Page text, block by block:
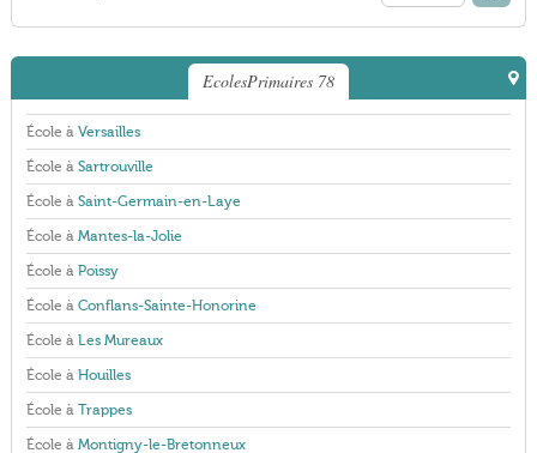
EcolesPrimaires 78
École à Versailles
École à Sartrouville
École à Saint-Germain-en-Laye
École à Mantes-la-Jolie
École à Poissy
École à Conflans-Sainte-Honorine
École à Les Mureaux
École à Houilles
École à Trappes
École à Montigny-le-Bretonneux